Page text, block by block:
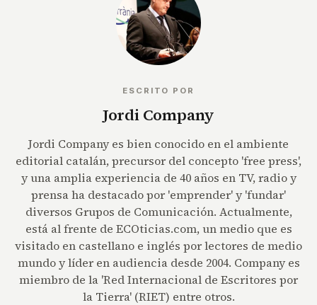
ESCRITO POR
Jordi Company
Jordi Company es bien conocido en el ambiente
editorial catalán, precursor del concepto 'free press',
y una amplia experiencia de 40 años en TV, radio y
prensa ha destacado por 'emprender' y 'fundar'
diversos Grupos de Comunicación. Actualmente,
está al frente de ECOticias.com, un medio que es
visitado en castellano e inglés por lectores de medio
mundo y líder en audiencia desde 2004. Company es
miembro de la 'Red Internacional de Escritores por
la Tierra' (RIET) entre otros.